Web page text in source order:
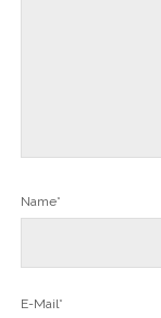
Name*
E-Mail*